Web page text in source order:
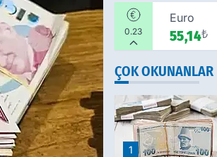
0.23
Euro
55,14₺
ÇOK OKUNANLAR
1